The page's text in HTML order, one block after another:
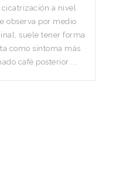
cicatrización a nivel
observa por medio
suele tener forma
como síntoma más
café posterior ...